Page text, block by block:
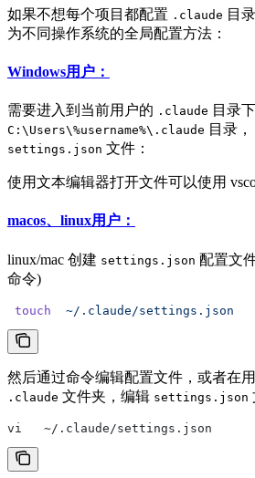
如果不想每个项目都配置 .claude 目
为不同操作系统的全局配置方法：
Windows用户：
需要进入到当前用户的 .claude 目录
C:\Users\%username%\.claude 目录
settings.json 文件：
使用文本编辑器打开文件可以使用
macos、linux用户：
linux/mac 创建 settings.json 配置文
命令)
touch
  ~/.claude/settings.json
然后通过命令编辑配置文件，或者在
.claude 文件夹，编辑 settings.json
vi   ~/.claude/settings.json